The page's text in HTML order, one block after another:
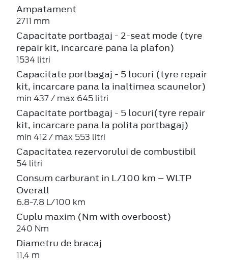
Ampatament
2711 mm
Capacitate portbagaj - 2-seat mode (tyre
repair kit, incarcare pana la plafon)
1534 litri
Capacitate portbagaj - 5 locuri (tyre repair
kit, incarcare pana la inaltimea scaunelor)
min 437 / max 645 litri
Capacitate portbagaj - 5 locuri(tyre repair
kit, incarcare pana la polita portbagaj)
min 412 / max 553 litri
Capacitatea rezervorului de combustibil
54 litri
Consum carburant in L/100 km – WLTP
Overall
6.8-7.8 L/100 km
Cuplu maxim (Nm with overboost)
240 Nm
Diametru de bracaj
11,4 m